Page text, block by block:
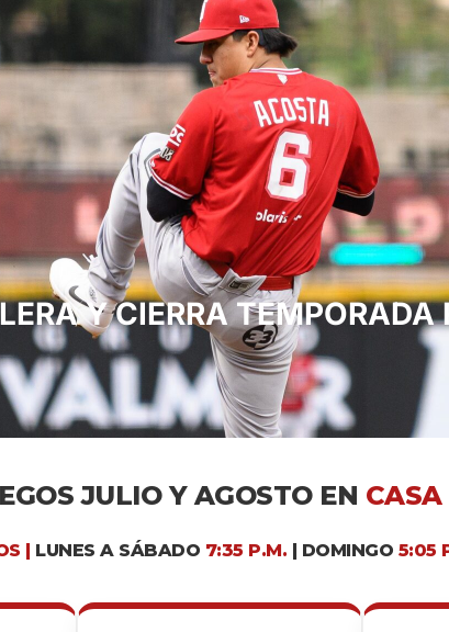
Y CIERRA
JULIO Y AGOSTO EN CASA
| LUNES A SÁBADO 7:35 P.M. | DOMINGO 5:05